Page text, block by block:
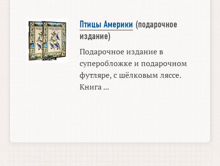
Птицы Америки (подарочное
издание)
Подарочное издание в
суперобложке и подарочном
футляре, с шёлковым ляссе.
Книга ...